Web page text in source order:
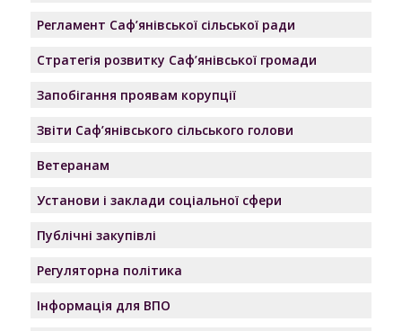
Регламент Саф’янівської сільської ради
Стратегія розвитку Саф’янівської громади
Запобігання проявам корупції
Звіти Саф’янівського сільського голови
Ветеранам
Установи і заклади соціальної сфери
Публічні закупівлі
Регуляторна політика
Інформація для ВПО